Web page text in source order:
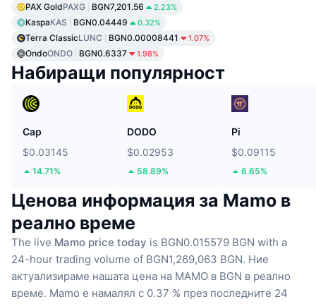
PAX GoldPAXG BGN7,201.56 2.23%
KaspaKAS BGN0.04449 0.32%
Terra ClassicLUNC BGN0.00008441 1.07%
OndoONDO BGN0.6337 1.98%
Набиращи популярност
Cap
$0.03145
14.71%
DODO
$0.02953
58.89%
Pi
$0.09115
6.65%
Ценова информация за Mamo в
реално време
The live Mamo price today is BGN0.015579 BGN with a
24-hour trading volume of BGN1,269,063 BGN. Ние
актуализираме нашата цена на MAMO в BGN в реално
време. Mamo е намалял с 0.37 % през последните 24